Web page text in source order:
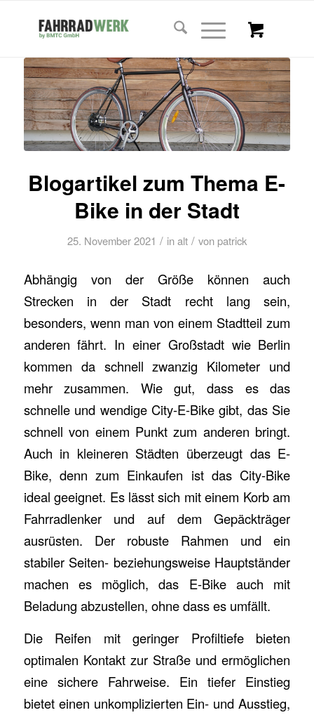
Blogartikel zum Thema E-
Bike in der Stadt
25. November 2021 / inalt / von patrick
Abhängig von der Größe können auch
Strecken in der Stadt recht lang sein,
besonders, wenn man von einem Stadtteil zum
anderen fährt. In einer Großstadt wie Berlin
kommen da schnell zwanzig Kilometer und
mehr zusammen. Wie gut, dass es das
schnelle und wendige City-E-Bike gibt, das Sie
schnell von einem Punkt zum anderen bringt.
Auch in kleineren Städten überzeugt das E-
Bike, denn zum Einkaufen ist das City-Bike
ideal geeignet. Es lässt sich mit einem Korb am
Fahrradlenker und auf dem Gepäckträger
ausrüsten. Der robuste Rahmen und ein
stabiler Seiten- beziehungsweise Hauptständer
machen es möglich, das E-Bike auch mit
Beladung abzustellen, ohne dass es umfällt.
Die Reifen mit geringer Profiltiefe bieten
optimalen Kontakt zur Straße und ermöglichen
eine sichere Fahrweise. Ein tiefer Einstieg
bietet einen unkomplizierten Ein- und Ausstieg,